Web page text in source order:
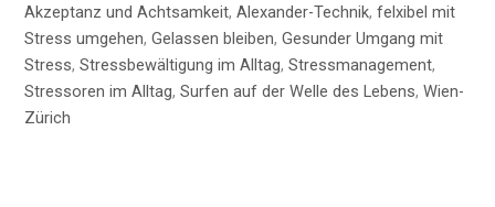
Akzeptanz und Achtsamkeit,Alexander-Technik,felxibel mit
Stress umgehen,Gelassen bleiben,Gesunder Umgang mit
Stress,Stressbewältigung im Alltag,Stressmanagement,
Stressoren im Alltag,Surfen auf der Welle des Lebens,Wien-
Zürich